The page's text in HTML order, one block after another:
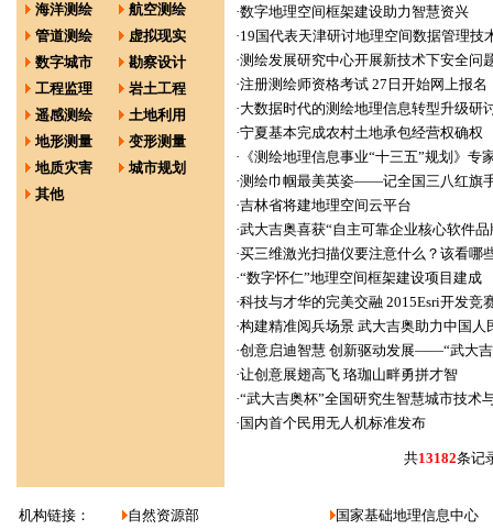
海洋测绘
航空测绘
管道测绘
虚拟现实
数字城市
勘察设计
工程监理
岩土工程
遥感测绘
土地利用
地形测量
变形测量
地质灾害
城市规划
其他
·数字地理空间框架建设助力智慧资兴
·19国代表天津研讨地理空间数据管理技
·测绘发展研究中心开展新技术下安全问
·注册测绘师资格考试 27日开始网上报名
·大数据时代的测绘地理信息转型升级研
·宁夏基本完成农村土地承包经营权确权
· 《测绘地理信息事业“十三五”规划》专
·测绘巾帼最美英姿——记全国三八红旗
·吉林省将建地理空间云平台
·武大吉奥喜获“自主可靠企业核心软件
·买三维激光扫描仪要注意什么？该看哪
·“数字怀仁”地理空间框架建设项目建成
·科技与才华的完美交融 2015Esri开发竞
·构建精准阅兵场景 武大吉奥助力中国
·创意启迪智慧 创新驱动发展——“武大
·让创意展翅高飞 珞珈山畔勇拼才智
·“武大吉奥杯”全国研究生智慧城市技术
· 国内首个民用无人机标准发布
共13182条记
机构链接： 自然资源部
国家基础地理信息中心